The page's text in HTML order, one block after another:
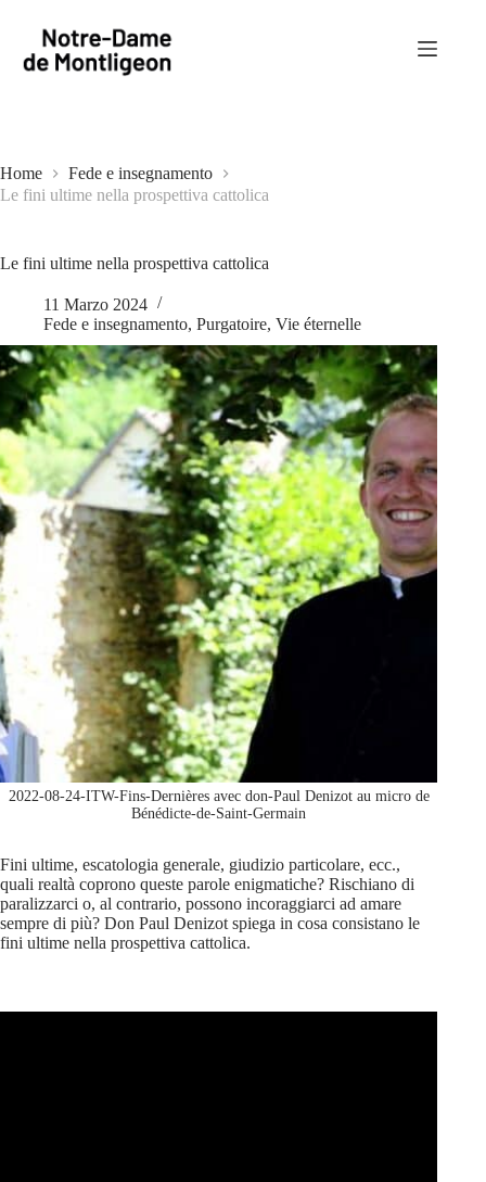
contenuto
Home
Fede e insegnamento
Le fini ultime nella prospettiva cattolica
Le fini ultime nella prospettiva cattolica
11 Marzo 2024
Fede e insegnamento, Purgatoire, Vie éternelle
2022-08-24-ITW-Fins-Dernières avec don-Paul Denizot au micro de
Bénédicte-de-Saint-Germain
Fini ultime, escatologia generale, giudizio particolare, ecc.,
quali realtà coprono queste parole enigmatiche? Rischiano di
paralizzarci o, al contrario, possono incoraggiarci ad amare
sempre di più? Don Paul Denizot spiega in cosa consistano le
fini ultime nella prospettiva cattolica.